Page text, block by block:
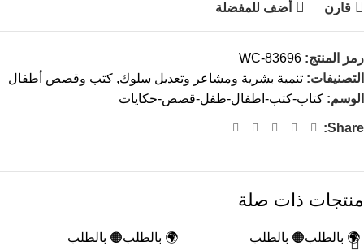
قارن أضف للمفضلة
رمز المنتج: WC-83696
التصنيفات: تنمية بشرية ومشاعر وتعديل سلوك, كتب وقصص أطفال
الوسم: كتاب-كتب-اطفال-طفل-قصص-حكايات
Share:
منتجات ذات صلة
🌍 بالطلب🟠 بالطلب 🌍 بالطلب🟠 بالطلب